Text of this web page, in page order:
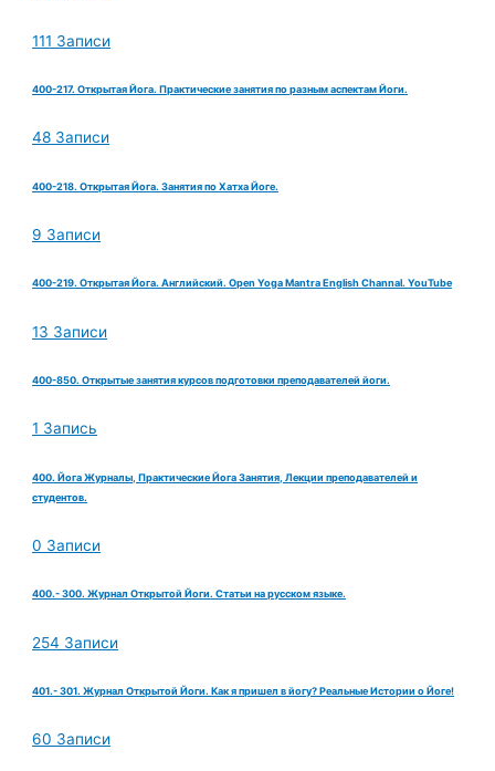
111 Записи
400-217. Открытая Йога. Практические занятия по разным аспектам Йоги.
48 Записи
400-218. Открытая Йога. Занятия по Хатха Йоге.
9 Записи
400-219. Открытая Йога. Английский. Open Yoga Mantra English Channal. YouTube
13 Записи
400-850. Открытые занятия курсов подготовки преподавателей йоги.
1 Запись
400. Йога Журналы, Практические Йога Занятия, Лекции преподавателей и
студентов.
0 Записи
400.- 300. Журнал Открытой Йоги. Статьи на русском языке.
254 Записи
401.- 301. Журнал Открытой Йоги. Как я пришел в йогу? Реальные Истории о Йоге!
60 Записи